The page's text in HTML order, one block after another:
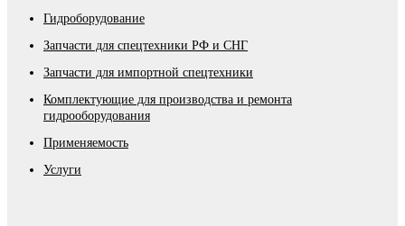
Гидроборудование
Запчасти для спецтехники РФ и СНГ
Запчасти для импортной спецтехники
Комплектующие для производства и ремонта
гидрооборудования
Применяемость
Услуги